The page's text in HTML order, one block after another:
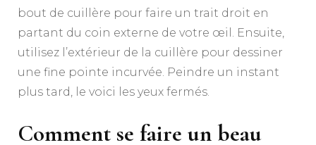
bout de cuillère pour faire un trait droit en
partant du coin externe de votre œil. Ensuite,
utilisez l’extérieur de la cuillère pour dessiner
une fine pointe incurvée. Peindre un instant
plus tard, le voici les yeux fermés.
Comment se faire un beau